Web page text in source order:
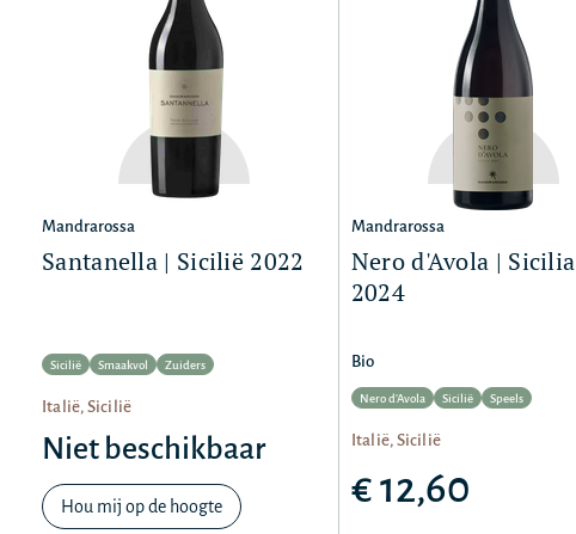
Mandrarossa
Santanella | Sicilië 2022
Sicilië Smaakvol Zuiders
Italië, Sicilië
Niet beschikbaar
Hou mij op de hoogte
Mandrarossa
Nero d'Avola | Sicilia
2024
Bio
Nero d'Avola Sicilië Speels
Italië, Sicilië
€ 12,60